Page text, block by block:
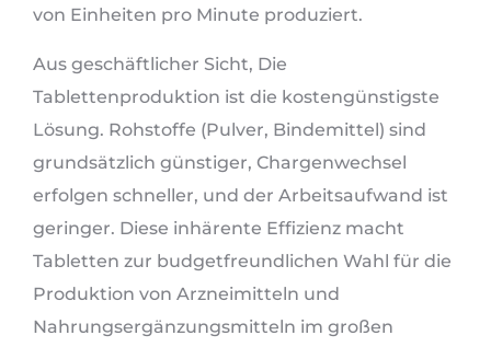
von Einheiten pro Minute produziert.
Aus geschäftlicher Sicht, Die
Tablettenproduktion ist die kostengünstigste
Lösung. Rohstoffe (Pulver, Bindemittel) sind
grundsätzlich günstiger, Chargenwechsel
erfolgen schneller, und der Arbeitsaufwand ist
geringer. Diese inhärente Effizienz macht
Tabletten zur budgetfreundlichen Wahl für die
Produktion von Arzneimitteln und
Nahrungsergänzungsmitteln im großen